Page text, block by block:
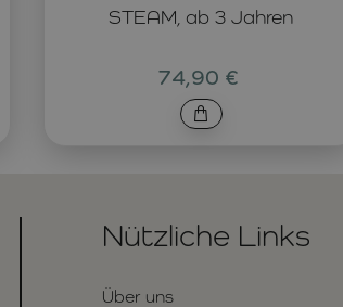
STEAM, ab 3 Jahren
74,90 €
Nützliche Links
Über uns